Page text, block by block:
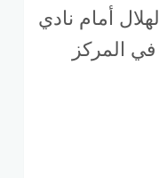
أمام نادي
في المركز